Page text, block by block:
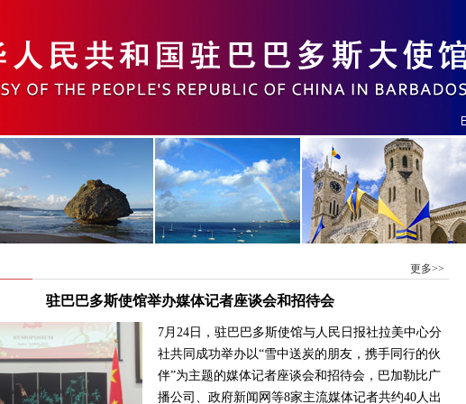
更多>>
驻巴巴多斯使馆举办媒体记者座谈会和招待会
7月24日，驻巴巴多斯使馆与人民日报社拉美中心分
社共同成功举办以“雪中送炭的朋友，携手同行的伙
伴”为主题的媒体记者座谈会和招待会，巴加勒比广
播公司、政府新闻网等8家主流媒体记者共约40人出